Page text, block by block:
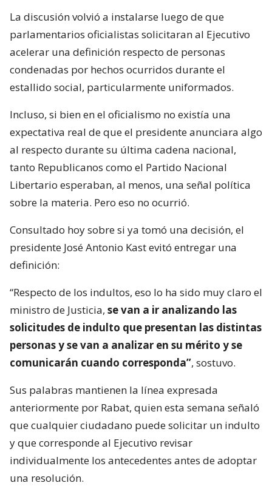
La discusión volvió a instalarse luego de que
parlamentarios oficialistas solicitaran al Ejecutivo
acelerar una definición respecto de personas
condenadas por hechos ocurridos durante el
estallido social, particularmente uniformados.
Incluso, si bien en el oficialismo no existía una
expectativa real de que el presidente anunciara algo
al respecto durante su última cadena nacional,
tanto Republicanos como el Partido Nacional
Libertario esperaban, al menos, una señal política
sobre la materia. Pero eso no ocurrió.
Consultado hoy sobre si ya tomó una decisión, el
presidente José Antonio Kast evitó entregar una
definición:
“Respecto de los indultos, eso lo ha sido muy claro el
ministro de Justicia, se van a ir analizando las
solicitudes de indulto que presentan las distintas
personas y se van a analizar en su mérito y se
comunicarán cuando corresponda”, sostuvo.
Sus palabras mantienen la línea expresada
anteriormente por Rabat, quien esta semana señaló
que cualquier ciudadano puede solicitar un indulto
y que corresponde al Ejecutivo revisar
individualmente los antecedentes antes de adoptar
una resolución.